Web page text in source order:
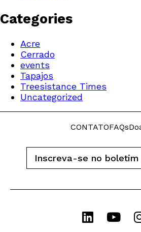
Categories
Acre
Cerrado
events
Tapajos
Treesistance Times
Uncategorized
CONTATOFAQs
Inscreva-se no